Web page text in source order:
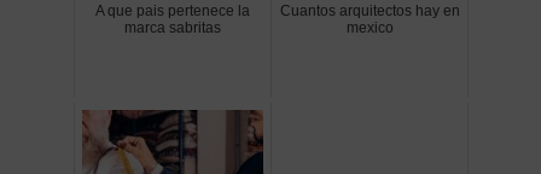
A que pais pertenece la
marca sabritas
Cuantos arquitectos hay en
mexico